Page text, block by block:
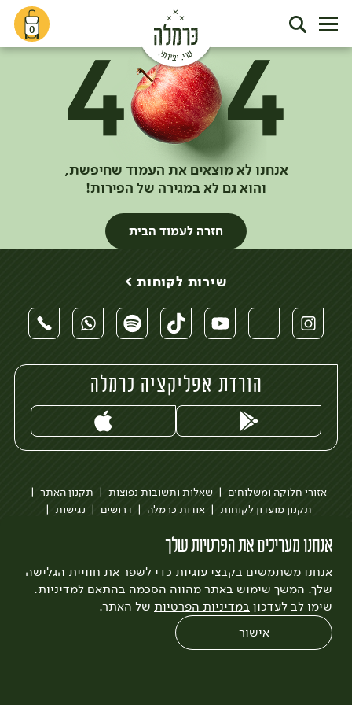
0
אנחנו לא מוצאים את העמוד שחיפשת,
והוא גם לא במגירה של הפירות!
חזרה לעמוד הבית
אנחנו מעריכים את הפרטיות שלך
אנחנו משתמשים בקבצי עוגיות כדי לשפר את חוויית הגלישה
שלך. המשך שימוש באתר מהווה הסכמה בהתאם למדיניות.
שימו לב לעדכון במדיניות הפרטיות של האתר.
אישור
שירות לקוחות >
הורדת אפליקציה כרמלה
אזורי חלוקה ומשלוחים שאלות ותשובות נפוצות
תקנון האתר
תקנון מועדון לקוחות
אודות כרמלה דרושים
נגישות
לצפייה בעדכון מדיניות פרטיות
עיצוב:3bears פיתוח:Quatro